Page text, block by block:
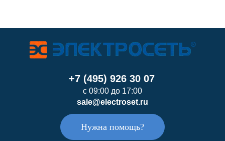
+7 (495) 926 30 07
с 09:00 до 17:00
sale@electroset.ru
Нужна помощь?